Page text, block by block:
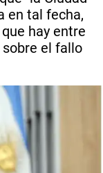
en tal fecha,
hay entre
sobre el fallo